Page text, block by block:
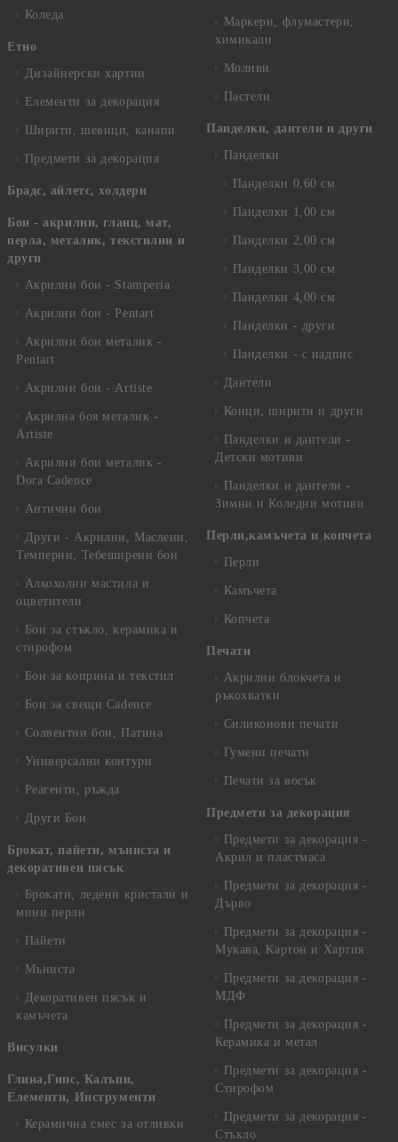
Коледа
Етно
Дизайнерски хартии
Елементи за декорация
Ширити, шевици, канапи
Предмети за декорация
Брадс, айлетс, холдери
Бои - акрилни, гланц, мат,
перла, металик, текстилни и
други
Акрилни бои - Stamperia
Акрилни бои - Pentart
Акрилни бои металик -
Pentart
Акрилни бои - Artiste
Акрилна боя металик -
Artiste
Акрилни бои металик -
Dora Cadence
Антични бои
Други - Акрилни, Маслени,
Темперни, Тебеширени бои
Алкохолни мастила и
оцветители
Бои за стъкло, керамика и
стирофом
Бои за коприна и текстил
Бои за свещи Cadence
Солвентни бои, Патина
Универсални контури
Реагенти, ръжда
Други Бои
Брокат, пайети, мъниста и
декоративен пясък
Брокати, ледени кристали и
мини перли
Пайети
Мъниста
Декоративен пясък и
камъчета
Висулки
Глина,Гипс, Калъпи,
Елементи, Инструменти
Керамична смес за отливки
Маркери, флумастери,
химикали
Моливи
Пастели
Панделки, дантели и други
Панделки
Панделки 0,60 см
Панделки 1,00 см
Панделки 2,00 см
Панделки 3,00 см
Панделки 4,00 см
Панделки - други
Панделки - с надпис
Дантели
Конци, ширити и други
Панделки и дантели -
Детски мотиви
Панделки и дантели -
Зимни и Коледни мотиви
Перли,камъчета и копчета
Перли
Камъчета
Копчета
Печати
Акрилни блокчета и
ръкохватки
Силиконови печати
Гумени печати
Печати за восък
Предмети за декорация
Предмети за декорация -
Акрил и пластмаса
Предмети за декорация -
Дърво
Предмети за декорация -
Мукава, Картон и Хартия
Предмети за декорация -
МДФ
Предмети за декорация -
Керамика и метал
Предмети за декорация -
Стирофом
Предмети за декорация -
Стъкло